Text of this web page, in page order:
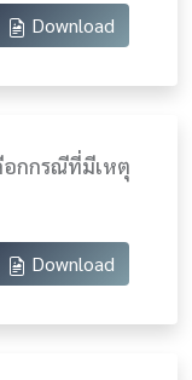
Download
อกกรณีที่มีเหตุ
Download